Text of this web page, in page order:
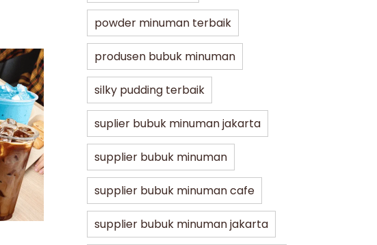
powder minuman terbaik
produsen bubuk minuman
silky pudding terbaik
suplier bubuk minuman jakarta
supplier bubuk minuman
supplier bubuk minuman cafe
supplier bubuk minuman jakarta